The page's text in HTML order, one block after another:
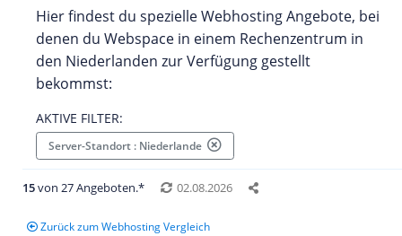
Hier findest du spezielle Webhosting Angebote, bei
denen du Webspace in einem Rechenzentrum in
den Niederlanden zur Verfügung gestellt
bekommst:
AKTIVE FILTER:
Server-Standort : Niederlande
15von 27 Angeboten.* 02.08.2026
Zurück zum Webhosting Vergleich